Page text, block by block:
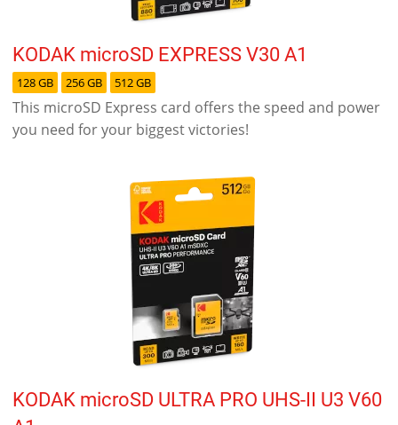
KODAK microSD EXPRESS V30 A1
128 GB 256 GB 512 GB
This microSD Express card offers the speed and power
you need for your biggest victories!
KODAK microSD ULTRA PRO UHS-II U3 V60